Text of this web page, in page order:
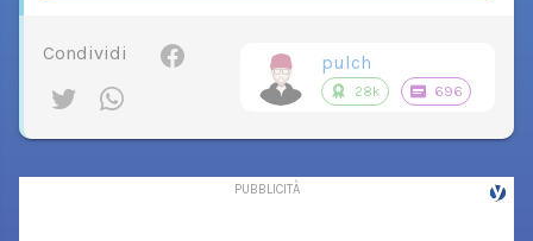
Condividi pulch
28k 696